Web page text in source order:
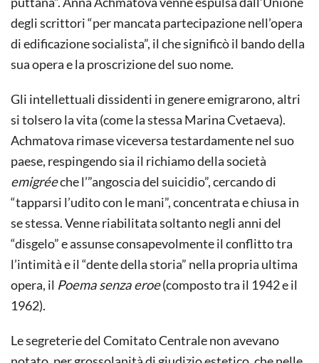
degli scrittori “per mancata partecipazione nell’opera
di edificazione socialista”, il che significò il bando della
sua opera e la proscrizione del suo nome.
Gli intellettuali dissidenti in genere emigrarono, altri
si tolsero la vita (come la stessa Marina Cvetaeva).
Achmatova rimase viceversa testardamente nel suo
paese, respingendo sia il richiamo della società
emigréeche l’”angoscia del suicidio”, cercando di
“tapparsi l’udito con le mani”, concentrata e chiusa in
se stessa. Venne riabilitata soltanto negli anni del
“disgelo” e assunse consapevolmente il conflitto tra
l’intimità e il “dente della storia” nella propria ultima
opera, il Poema senza eroe(composto tra il 1942 e il
1962).
Le segreterie del Comitato Centrale non avevano